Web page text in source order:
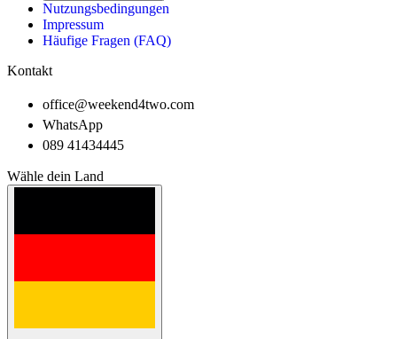
Nutzungsbedingungen
Impressum
Häufige Fragen (FAQ)
Kontakt
office@weekend4two.com
WhatsApp
089 41434445
Wähle dein Land